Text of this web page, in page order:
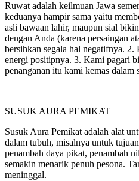
Ruwat adalah keilmuan Jawa
keduanya hampir sama yaitu
asli bawaan lahir, maupun sial
dengan Anda (karena persaingan
bersihkan segala hal negatifnya.
energi positipnya. 3. Kami pagari
penanganan itu kami kemas
SUSUK AURA PEMIKAT
Susuk Aura Pemikat adalah alat
dalam tubuh, misalnya untuk
penambah daya pikat, penambah
semakin menarik penuh pesona.
meninggal.